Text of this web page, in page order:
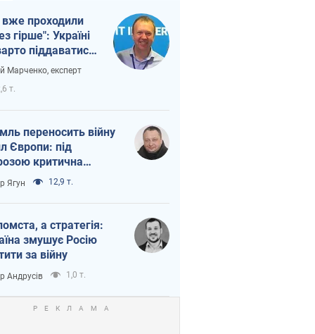
проходили
гірше": Україні
піддаватися
через
Марченко, експерт
т.
переносить війну
Європи: під
критична
Ягун 12,9 т.
а стратегія:
змушує Росію
за війну
Андрусів 1,0 т.